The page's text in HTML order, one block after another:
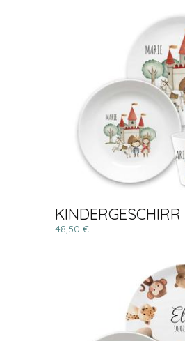
48,50 €